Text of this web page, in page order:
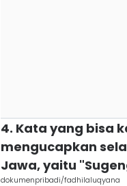
4. Kata yang bisa
mengucapkan
Jawa, yaitu
dokumenpribadi/fadhilaluqyana